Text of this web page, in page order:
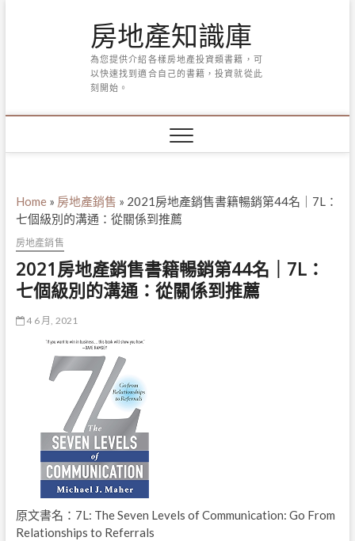
房地產知識庫
為您提供介紹各樣房地產投資類書籍，可
以快速找到適合自己的書籍，投資就從此
刻開始。
Home» 房地產銷售 » 2021房地產銷售書籍暢銷第44名｜7L：
七個級別的溝通：從關係到推薦
房地產銷售
2021房地產銷售書籍暢銷第44名｜7L：
七個級別的溝通：從關係到推薦
4 6 月, 2021
原文書名：7L: The Seven Levels of Communication: Go From
Relationships to Referrals